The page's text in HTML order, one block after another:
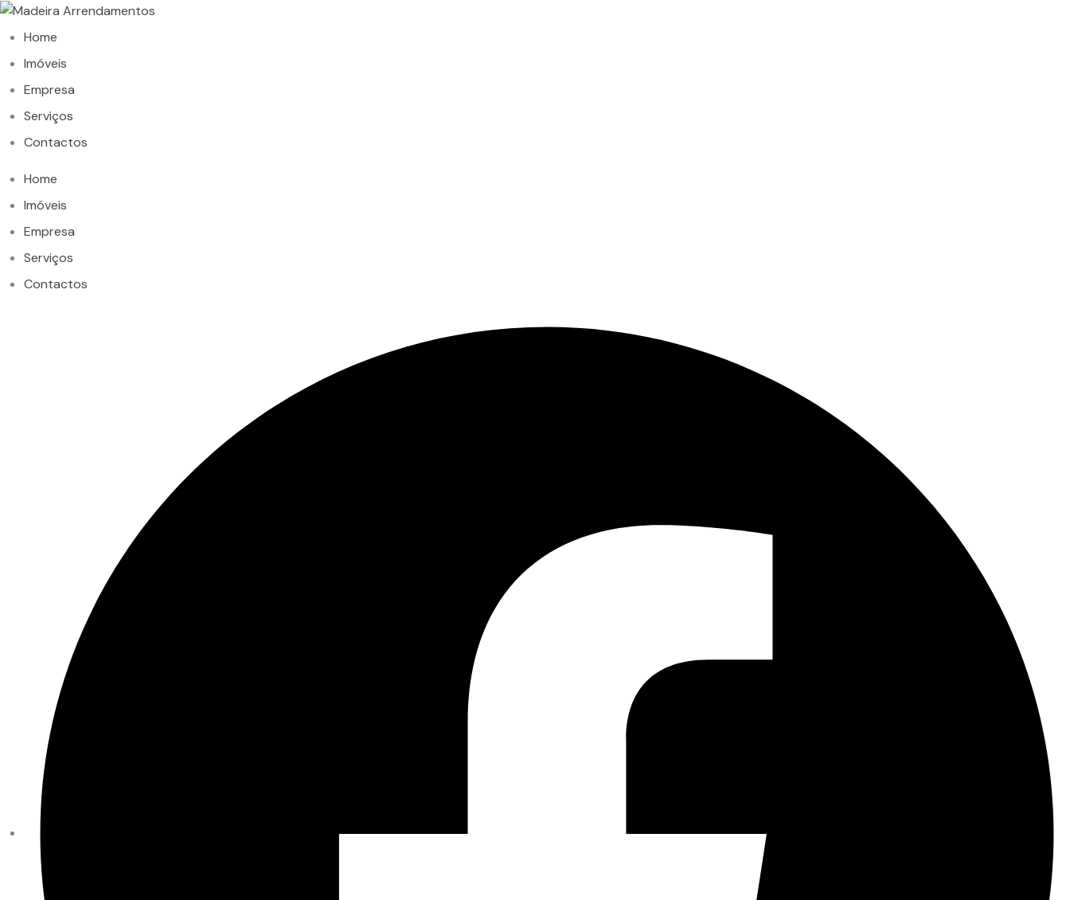
Home
Imóveis
Empresa
Serviços
Contactos
Home
Imóveis
Empresa
Serviços
Contactos